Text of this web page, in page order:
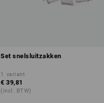
Set snelsluitzakken
1 variant
€ 39,81
(incl. BTW)